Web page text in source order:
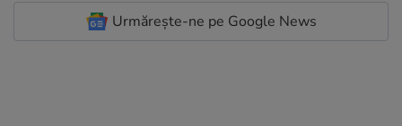
Urmărește-ne pe Google News